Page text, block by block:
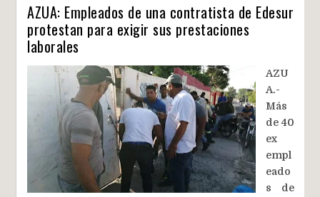
AZUA: Empleados de una contratista de Edesur
protestan para exigir sus prestaciones
laborales
AZU
A.-
Más
de 40
ex
empl
eado
s de